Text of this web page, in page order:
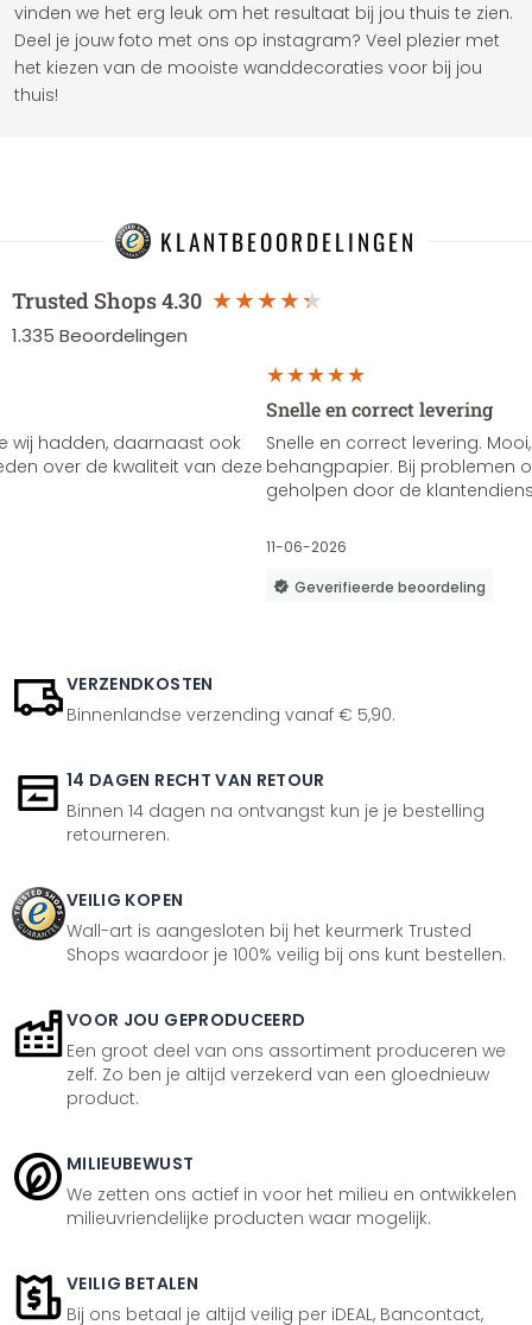
vinden we het erg leuk om het resultaat bij jou thuis te zien.
Deel je jouw foto met ons op instagram? Veel plezier met
het kiezen van de mooiste wanddecoraties voor bij jou
thuis!
KLANTBEOORDELINGEN
Trusted Shops4.30
1.335 Beoordelingen
wij hadden, daarnaast ook
over de kwaliteit van deze
Snelle en correct levering
Snelle en correct levering.
behangpapier. Bij problemen
geholpen door de
11-06-2026
Geverifieerde beoordeling
VERZENDKOSTEN
Binnenlandse verzending vanaf € 5,90.
14 DAGEN RECHT VAN RETOUR
Binnen 14 dagen na ontvangst kun je je bestelling
retourneren.
VEILIG KOPEN
Wall-art is aangesloten bij het keurmerk Trusted
Shops waardoor je 100% veilig bij ons kunt bestellen.
VOOR JOU GEPRODUCEERD
Een groot deel van ons assortiment produceren we
zelf. Zo ben je altijd verzekerd van een gloednieuw
product.
MILIEUBEWUST
We zetten ons actief in voor het milieu en ontwikkelen
milieuvriendelijke producten waar mogelijk.
VEILIG BETALEN
Bij ons betaal je altijd veilig per iDEAL, Bancontact,